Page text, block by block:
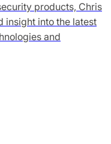
products, Chris
insight into the latest
and